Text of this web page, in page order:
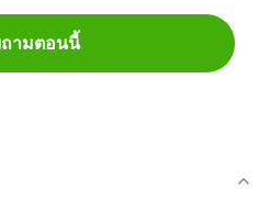
ามตอนนี้